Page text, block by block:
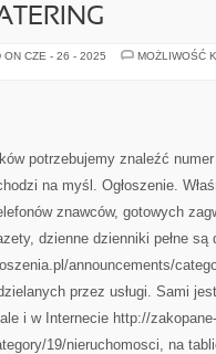
ON CZE - 26 - 2025
MOŻLIWOŚĆ
potrzebujemy znaleźć
na myśl. Ogłoszenie.
znawców, gotowych
dzienne dzienniki pełne są
announcements/
przez usługi. Sami
i w Internecie http://zakopane-
19/nieruchomosci, na